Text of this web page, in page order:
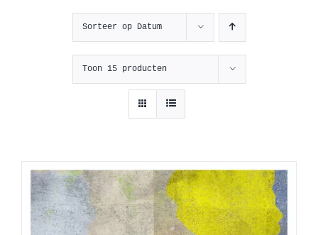
Sorteer op Datum
Toon 15 producten